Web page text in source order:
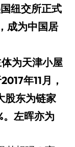
纽交所正式
成为中国居
为天津小屋
年11月，
股东为链家
。左晖亦为